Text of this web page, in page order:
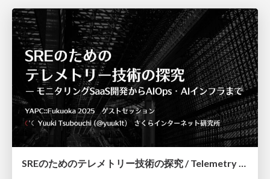
SREのためのテレメトリー技術の探究 / Telemetry for SRE